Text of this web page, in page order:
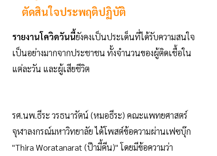
ตัดสินใจประพฤติปฏิบัติ
รายงานโควิดวันนี้ยังคงเป็นประเด็นที่ได้รับความสนใจ
เป็นอย่างมากจากประชาชน ทั้งจำนวนของผู้ติดเชื้อใน
แต่ละวัน และผู้เสียชีวิต
รศ.นพ.ธีระ วรธนารัตน์ (หมอธีระ) คณะแพทยศาสตร์
จุฬาลงกรณ์มหาวิทยาลัย ได้โพสต์ข้อความผ่านเฟซบุ๊ก
"Thira Woratanarat (ป๊ามี้คีน)" โดยมีข้อความว่า